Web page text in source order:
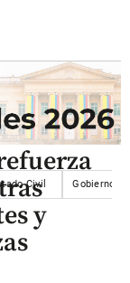
Civil Gobierno
y